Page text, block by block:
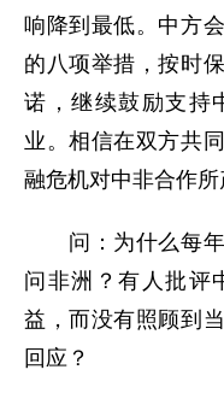
响降到最低。中方
的八项举措，按时
诺，继续鼓励支持
业。相信在双方共
融危机对中非合作所
问：为什么每年
问非洲？有人批评
益，而没有照顾到
回应？